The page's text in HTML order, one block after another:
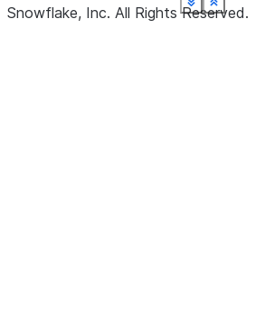
Show less
See more
Show less
See more
Show less
See more
Show less
See more
Show less
See more
Show less
See more
Show less
See more
Show less
See more
Snowflake, Inc. All Rights Reserved.